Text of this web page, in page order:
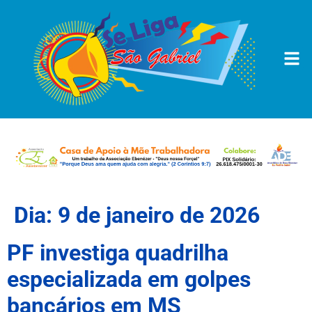
Dia: 9 de janeiro de 2026
PF investiga quadrilha
especializada em golpes
bancários em MS